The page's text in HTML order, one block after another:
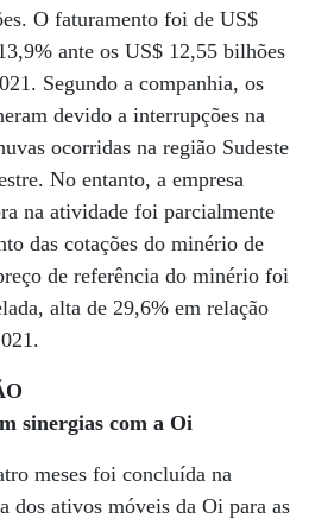
O faturamento foi de US$
ante os US$ 12,55 bilhões
Segundo a companhia, os
devido a interrupções na
ocorridas na região Sudeste
No entanto, a empresa
na atividade foi parcialmente
das cotações do minério de
de referência do minério foi
alta de 29,6% em relação
sinergias com a Oi
meses foi concluída na
dos ativos móveis da Oi para as